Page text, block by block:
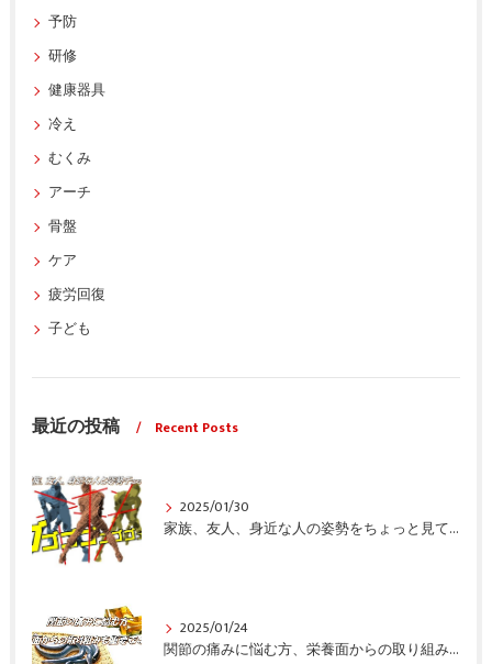
予防
研修
健康器具
冷え
むくみ
アーチ
骨盤
ケア
疲労回復
子ども
最近の投稿 Recent Posts
2025/01/30
家族、友人、身近な人の姿勢をちょっと見てみませんか？
2025/01/24
関節の痛みに悩む方、栄養面からの取り組みも重要ですよ！